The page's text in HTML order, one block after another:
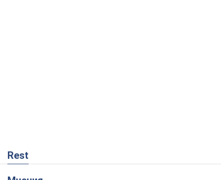
Несмотря на все, Киев выстоит. Ведь
сдаться значит потерять все